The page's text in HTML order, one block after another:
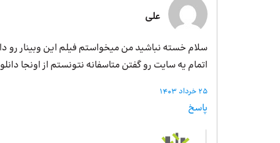
علی
سلام خسته نباشید من میخواستم فیلم این وبینار رو
اتمام یه سایت رو گفتن متاسفانه نتونستم از اونجا
25 خرداد 1403
پاسخ